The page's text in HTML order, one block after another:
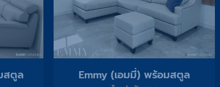
สตูล Emmy (เอมมี่) พร้อมสตูล